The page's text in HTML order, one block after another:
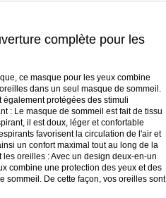
complète pour les
ce masque pour les yeux combine
dans un seul masque de sommeil.
également protégées des stimuli
: Le masque de sommeil est fait de tissu
il est doux, léger et confortable
favorisent la circulation de l'air et
un confort maximal tout au long de la
oreilles : Avec un design deux-en-un
combine une protection des yeux et des
sommeil. De cette façon, vos oreilles sont